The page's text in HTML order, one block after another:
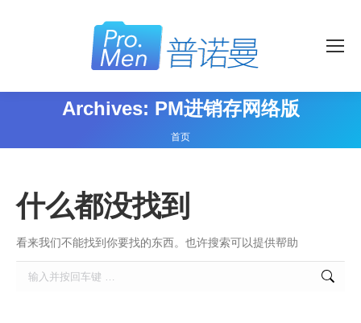
Archives: PM进销存网络版
您在这里：
首页
什么都没找到
看来我们不能找到你要找的东西。也许搜索可以提供帮助